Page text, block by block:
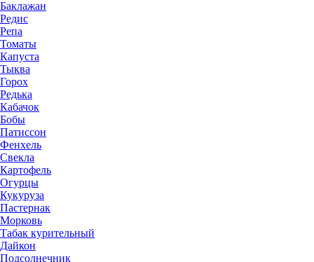
Баклажан
Редис
Репа
Томаты
Капуста
Тыква
Горох
Редька
Кабачок
Бобы
Патиссон
Фенхель
Свекла
Картофель
Огурцы
Кукуруза
Пастернак
Морковь
Табак курительный
Дайкон
Подсолнечник